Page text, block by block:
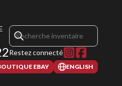
Restez connecté
EBAY ENGLISH